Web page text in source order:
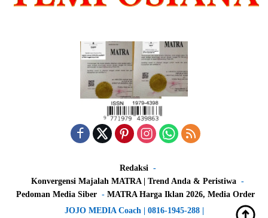
Redaksi
Konvergensi Majalah MATRA | Trend Anda & Peristiwa
Pedoman Media Siber
MATRA Harga Iklan 2026, Media Order
JOJO MEDIA Coach | 0816-1945-288 |